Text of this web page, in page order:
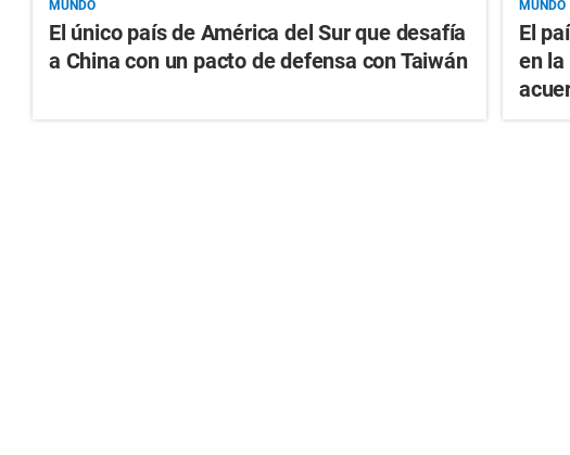
MUNDO
El único país de América del Sur que desafía
a China con un pacto de defensa con Taiwán
MUNDO
El
en